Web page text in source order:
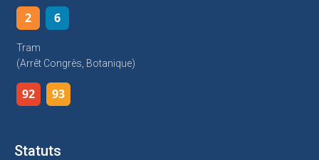
2 6
Tram
(arrêt Congrès, Botanique)
92 93
Statuts